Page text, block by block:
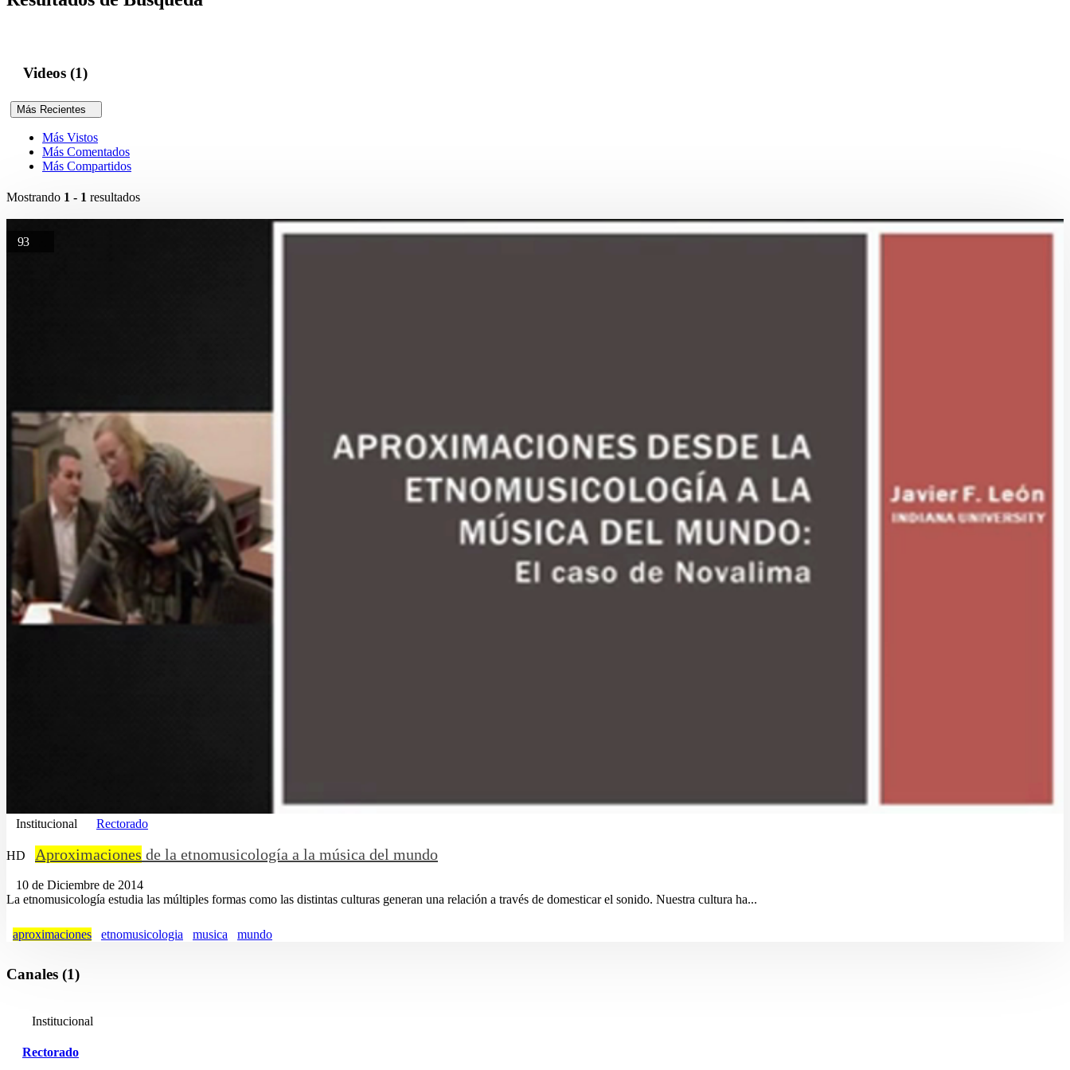
Videos (1)
Más Recientes
Más Vistos
Más Comentados
Más Compartidos
Mostrando 1 - 1 resultados
93
Institucional Rectorado
HD Aproximaciones de la etnomusicología a la música del mundo
10 de Diciembre de 2014
La etnomusicología estudia las múltiples formas como las distintas culturas generan una relación a través de domesticar el sonido. Nuestra cultura ha...
aproximaciones etnomusicologia musica mundo
Canales (1)
Institucional
Rectorado